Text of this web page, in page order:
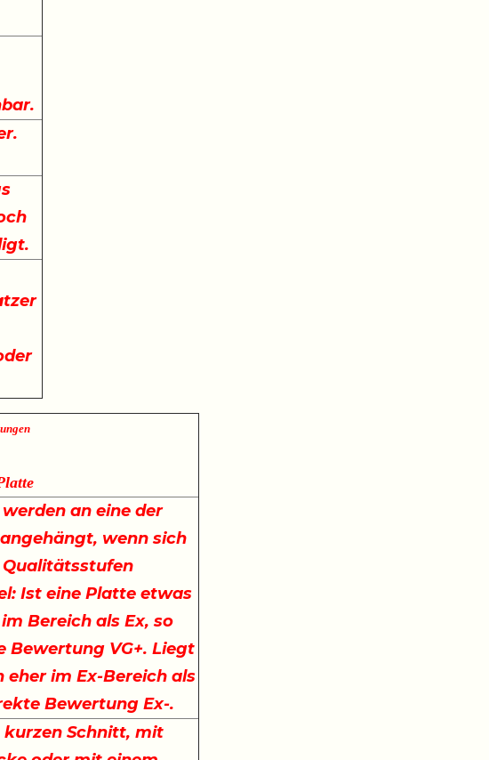
an eine der
wenn sich
Qualitätsstufen
Ist eine Platte etwas
Bereich als Ex, so
Bewertung VG+. Liegt
im Ex-Bereich als
Bewertung Ex-.
Schnitt, mit